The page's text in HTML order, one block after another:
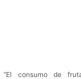
“El consumo de